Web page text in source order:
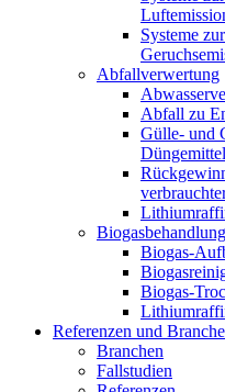
Systeme
Abfallverwertung
Abfall zu
Gülle- und
Biogasbehandlung
Biogas-
Biogas-
Referenzen und
Branchen
Fallstudien